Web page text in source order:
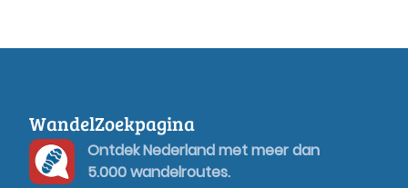
WandelZoekpagina
Ontdek Nederland met meer dan
5.000 wandelroutes.